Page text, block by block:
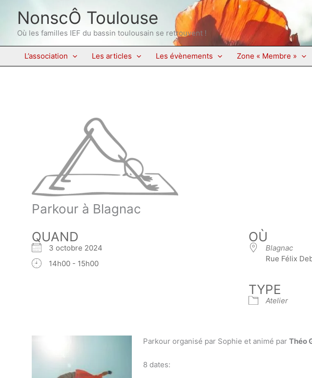
contenu
NonscÔ Toulouse
Où les familles IEF du bassin toulousain se retrouvent !
L’association Les articles Les évènements Zone « Membre »
Parkour à Blagnac
QUAND
3 octobre 2024
14h00 - 15h00
OÙ
Blagnac
Rue Félix
TYPE
Atelier
Parkour organisé par Sophie et animé par Théo
8 dates: